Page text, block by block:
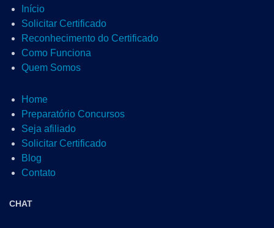
Início
Solicitar Certificado
Reconhecimento do Certificado
Como Funciona
Quem Somos
Home
Preparatório Concursos
Seja afiliado
Solicitar Certificado
Blog
Contato
CHAT